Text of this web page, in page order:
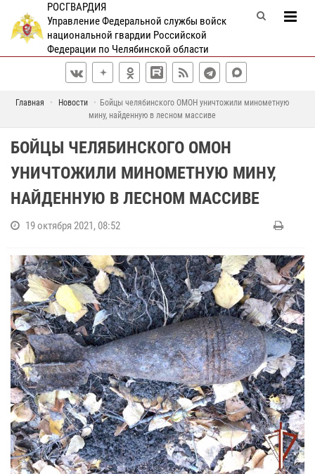
РОСГВАРДИЯ
Управление Федеральной службы войск
национальной гвардии Российской
Федерации по Челябинской области
Главная Новости
Бойцы челябинского ОМОН уничтожили минометную
мину, найденную в лесном массиве
БОЙЦЫ ЧЕЛЯБИНСКОГО ОМОН
УНИЧТОЖИЛИ МИНОМЕТНУЮ МИНУ,
НАЙДЕННУЮ В ЛЕСНОМ МАССИВЕ
19 октября 2021, 08:52